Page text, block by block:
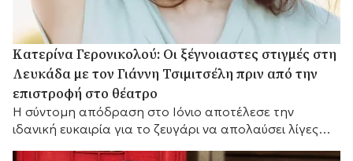
Κατερίνα Γερονικολού: Οι ξέγνοιαστες στιγμές στη
Λευκάδα με τον Γιάννη Τσιμιτσέλη πριν από την
επιστροφή στο θέατρο
Η σύντομη απόδραση στο Ιόνιο αποτέλεσε την
ιδανική ευκαιρία για το ζευγάρι να απολαύσει λίγες